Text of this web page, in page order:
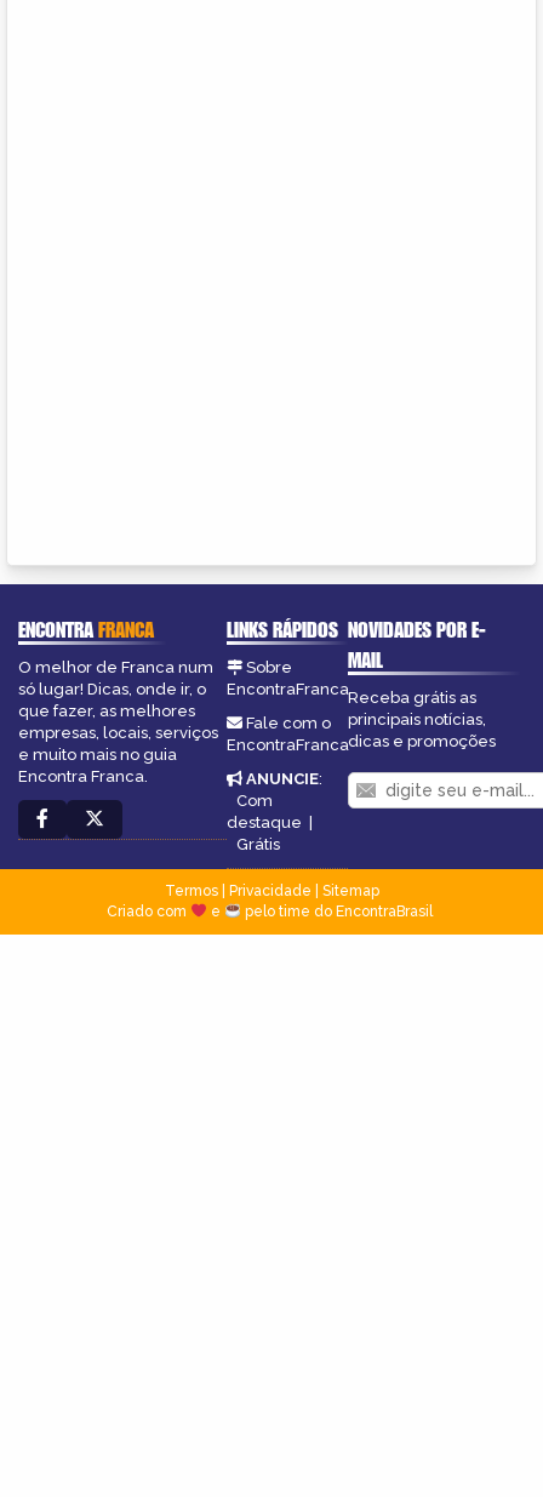
ENCONTRAFRANCA
O melhor de Franca num
só lugar! Dicas, onde ir, o
que fazer, as melhores
empresas, locais, serviços
e muito mais no guia
Encontra Franca.
LINKS RÁPIDOS
Sobre
EncontraFranca
Fale com o
EncontraFranca
ANUNCIE:
Com
destaque
Grátis
NOVIDADES POR E-
MAIL
Receba grátis as
principais notícias,
dicas e promoções
Termos| Privacidade
Sitemap
Criado com
e pelo time do EncontraBrasil